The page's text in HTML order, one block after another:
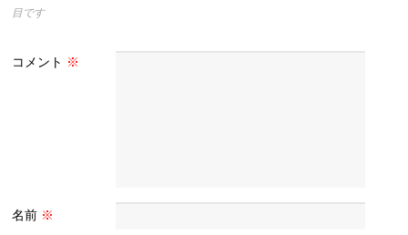
目です
コメント ※
名前 ※